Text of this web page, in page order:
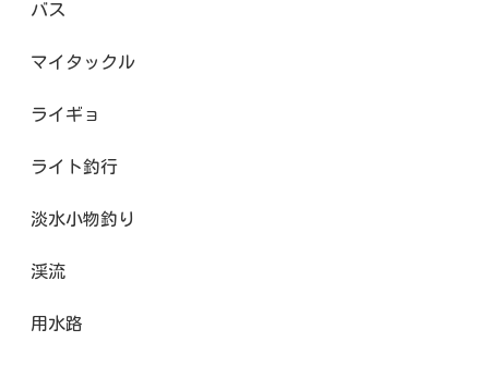
バス
マイタックル
ライギョ
ライト釣行
淡水小物釣り
渓流
用水路